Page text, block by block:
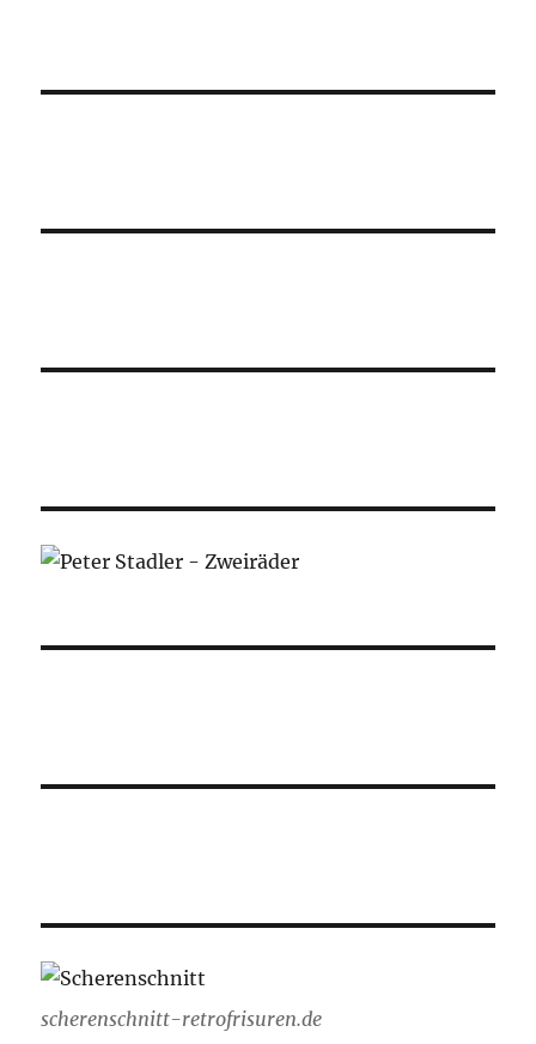
scherenschnitt-retrofrisuren.de